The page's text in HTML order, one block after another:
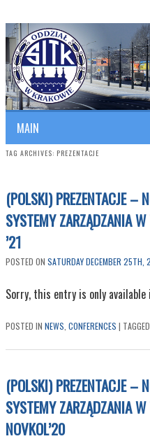
SITK RP Oddział w
Polish Association of Engineers &
MAIN
TAG ARCHIVES: PREZENTACJE
(POLSKI) PREZENTACJE –
SYSTEMY ZARZĄDZANIA
’21
POSTED ON SATURDAY DECEMBER 25TH,
Sorry, this entry is only available
POSTED IN NEWS CONFERENCES | TAGGED
(POLSKI) PREZENTACJE –
SYSTEMY ZARZĄDZANIA
NOVKOL’20